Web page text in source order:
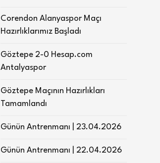
Corendon Alanyaspor Maçı
Hazırlıklarımız Başladı
Göztepe 2-0 Hesap.com
Antalyaspor
Göztepe Maçının Hazırlıkları
Tamamlandı
Günün Antrenmanı | 23.04.2026
Günün Antrenmanı | 22.04.2026